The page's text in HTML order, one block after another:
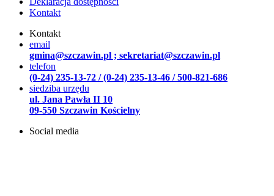
Kontakt
Kontakt
email
gmina@szczawin.pl ; sekretariat@szczawin.pl
telefon
(0-24) 235-13-72 / (0-24) 235-13-46 / 500-821-686
siedziba urzędu
ul. Jana Pawła II 10
09-550 Szczawin Kościelny
Social media